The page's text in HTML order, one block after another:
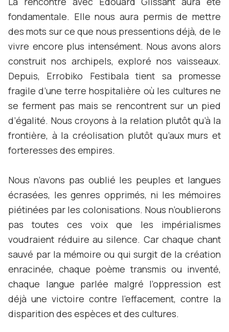
fondamentale. Elle nous aura permis de mettre
des mots sur ce que nous pressentions déjà, de le
vivre encore plus intensément. Nous avons alors
construit nos archipels, exploré nos vaisseaux.
Depuis, Errobiko Festibala tient sa promesse
fragile d’une terre hospitalière où les cultures ne
se ferment pas mais se rencontrent sur un pied
d’égalité. Nous croyons à la relation plutôt qu’à la
frontière, à la créolisation plutôt qu’aux murs et
forteresses des empires.
Nous n’avons pas oublié les peuples et langues
écrasées, les genres opprimés, ni les mémoires
piétinées par les colonisations. Nous n’oublierons
pas toutes ces voix que les impérialismes
voudraient réduire au silence. Car chaque chant
sauvé par la mémoire ou qui surgit de la création
enracinée, chaque poème transmis ou inventé,
chaque langue parlée malgré l’oppression est
déjà une victoire contre l’effacement, contre la
disparition des espèces et des cultures.